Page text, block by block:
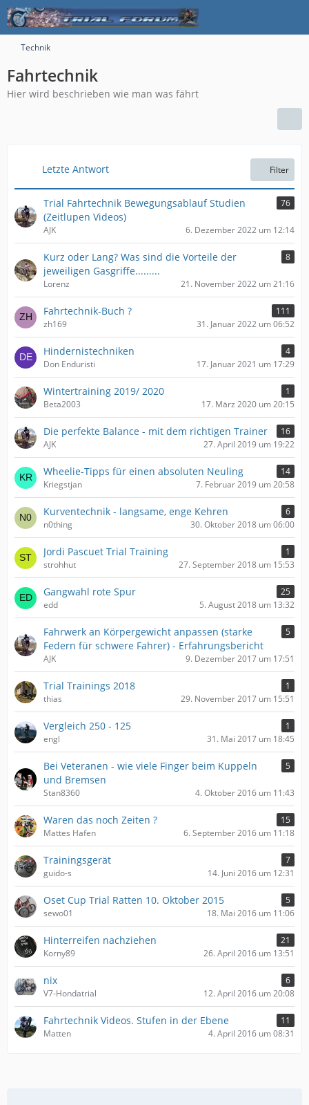
Technik
Fahrtechnik
Hier wird beschrieben wie man was fährt
Letzte Antwort Filter
Trial Fahrtechnik Bewegungsablauf Studien
(Zeitlupen Videos)
76
AJK 6. Dezember 2022 um 12:14
Kurz oder Lang? Was sind die Vorteile der
jeweiligen Gasgriffe.........
8
Lorenz 21. November 2022 um 21:16
Fahrtechnik-Buch ?
111
zh169
31. Januar 2022 um 06:52
Hindernistechniken
4
Don Enduristi
17. Januar 2021 um 17:29
Wintertraining 2019/ 2020
1
Beta2003
17. März 2020 um 20:15
Die perfekte Balance - mit dem richtigen Trainer
16
AJK
27. April 2019 um 19:22
Wheelie-Tipps für einen absoluten Neuling
14
Kriegstjan
7. Februar 2019 um 20:58
Kurventechnik - langsame, enge Kehren
6
n0thing
30. Oktober 2018 um 06:00
Jordi Pascuet Trial Training
1
strohhut
27. September 2018 um 15:53
Gangwahl rote Spur
25
edd
5. August 2018 um 13:32
Fahrwerk an Körpergewicht anpassen (starke
Federn für schwere Fahrer) - Erfahrungsbericht
5
AJK 9. Dezember 2017 um 17:51
Trial Trainings 2018
1
thias
29. November 2017 um 15:51
Vergleich 250 - 125
1
engl
31. Mai 2017 um 18:45
Bei Veteranen - wie viele Finger beim Kuppeln
und Bremsen
5
Stan8360 4. Oktober 2016 um 11:43
Waren das noch Zeiten ?
15
Mattes Hafen
6. September 2016 um 11:18
Trainingsgerät
7
guido-s
14. Juni 2016 um 12:31
Oset Cup Trial Ratten 10. Oktober 2015
5
sewo01
18. Mai 2016 um 11:06
Hinterreifen nachziehen
21
Korny89
26. April 2016 um 13:51
nix
6
V7-Hondatrial
12. April 2016 um 20:08
Fahrtechnik Videos. Stufen in der Ebene
11
Matten
4. April 2016 um 08:31